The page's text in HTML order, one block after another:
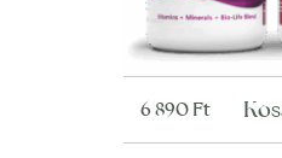
6 890Ft